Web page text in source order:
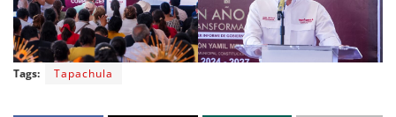
Tags: Tapachula